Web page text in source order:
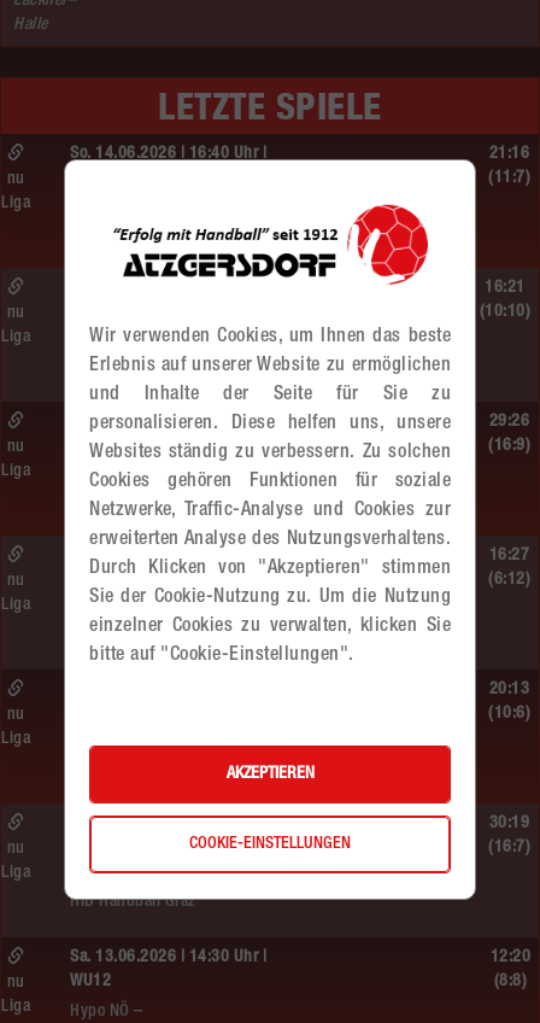
Halle
LETZTE SPIELE
So. 14.06.2026 | 16:40 Uhr |
MADx WAT Atzgersdorf
nu
Liga
21:16
(11:7)
SG HIT/UHC Absam –
MADx WAT Atzgersdorf
nu
Liga
16:21
(10:10)
So. 14.06.2026 | 13:20 Uhr |
MU13
Sportunion DIE FALKEN St. Pölten –
MADx WAT Atzgersdorf
nu
Liga
29:26
(16:9)
So. 14.06.2026 | 11:20 Uhr |
roomz JAGS Devils
nu
Liga
16:27
(6:12)
SC HIT/UHC Absam –
nu
Liga
20:13
(10:6)
Sa. 13.06.2026 | 19:05 Uhr |
MADx WAT Atzgersdorf –
HIB Handball Graz
nu
Liga
30:19
(16:7)
Sa. 13.06.2026 | 14:30 Uhr |
WU12
Hypo NÖ –
nu
Liga
12:20
(8:8)
Wir verwenden Cookies, um Ihnen das beste
Erlebnis auf unserer Website zu ermöglichen
und Inhalte der Seite für Sie zu
personalisieren. Diese helfen uns, unsere
Websites ständig zu verbessern. Zu solchen
Cookies gehören Funktionen für soziale
Netzwerke, Traffic-Analyse und Cookies zur
erweiterten Analyse des Nutzungsverhaltens.
Durch Klicken von "Akzeptieren" stimmen
Sie der Cookie-Nutzung zu. Um die Nutzung
einzelner Cookies zu verwalten, klicken Sie
bitte auf "Cookie-Einstellungen".
AKZEPTIEREN
COOKIE-EINSTELLUNGEN